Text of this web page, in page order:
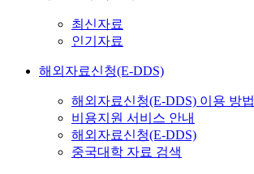
최신자료
인기자료
해외자료신청(E-DDS)
해외자료신청(E-DDS) 이용 방법
비용지원 서비스 안내
해외자료신청(E-DDS)
중국대학 자료 검색